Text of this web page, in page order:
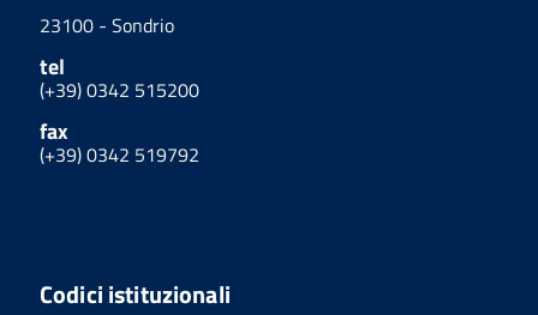
23100 - Sondrio
tel
(+39) 0342 515200
fax
(+39) 0342 519792
Codici istituzionali